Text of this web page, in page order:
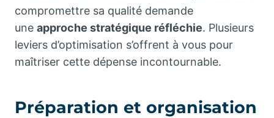
compromettre sa qualité demande
une approche stratégique réfléchie. Plusieurs
leviers d’optimisation s’offrent à vous pour
maîtriser cette dépense incontournable.
Préparation et organisation